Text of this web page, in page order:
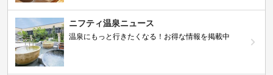
ニフティ温泉ニュース
温泉にもっと行きたくなる！お得な情報を掲載中